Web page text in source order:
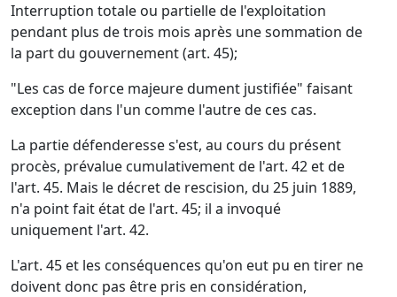
Interruption totale ou partielle de l'exploitation
pendant plus de trois mois après une sommation de
la part du gouvernement (art. 45);
"Les cas de force majeure dument justifiée" faisant
exception dans l'un comme l'autre de ces cas.
La partie défenderesse s'est, au cours du présent
procès, prévalue cumulativement de l'art. 42 et de
l'art. 45. Mais le décret de rescision, du 25 juin 1889,
n'a point fait état de l'art. 45; il a invoqué
uniquement l'art. 42.
L'art. 45 et les conséquences qu'on eut pu en tirer ne
doivent donc pas être pris en considération,